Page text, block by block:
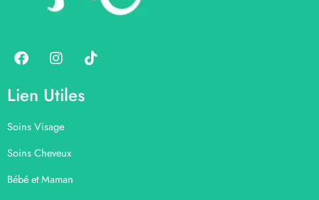
Lien Utiles
Soins Visage
Soins Cheveux
Bébé et Maman